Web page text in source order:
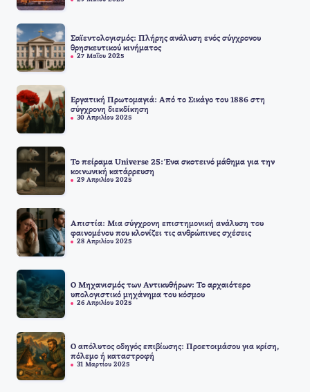
Σαϊεντολογισμός: Πλήρης ανάλυση ενός σύγχρονου
θρησκευτικού κινήματος
27 Μαΐου 2025
Εργατική Πρωτομαγιά: Από το Σικάγο του 1886 στη
σύγχρονη διεκδίκηση
30 Απριλίου 2025
Το πείραμα Universe 25: Ένα σκοτεινό μάθημα για την
κοινωνική κατάρρευση
29 Απριλίου 2025
Απιστία: Μια σύγχρονη επιστημονική ανάλυση του
φαινομένου που κλονίζει τις ανθρώπινες σχέσεις
28 Απριλίου 2025
Ο Μηχανισμός των Αντικυθήρων: Το αρχαιότερο
υπολογιστικό μηχάνημα του κόσμου
26 Απριλίου 2025
Ο απόλυτος οδηγός επιβίωσης: Προετοιμάσου για κρίση,
πόλεμο ή καταστροφή
31 Μαρτίου 2025